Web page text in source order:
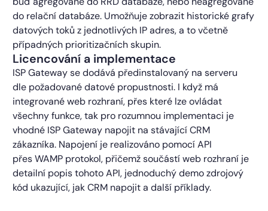
do relační databáze. Umožňuje zobrazit historické grafy
datových toků z jednotlivých IP adres, a to včetně
případných prioritizačních skupin.
Licencování a implementace
ISP Gateway se dodává předinstalovaný na serveru
dle požadované datové propustnosti. I když má
integrované web rozhraní, přes které lze ovládat
všechny funkce, tak pro rozumnou implementaci je
vhodné ISP Gateway napojit na stávající CRM
zákazníka. Napojení je realizováno pomocí API
přes WAMP protokol, přičemž součástí web rozhraní je
detailní popis tohoto API, jednoduchý demo zdrojový
kód ukazující, jak CRM napojit a další příklady.